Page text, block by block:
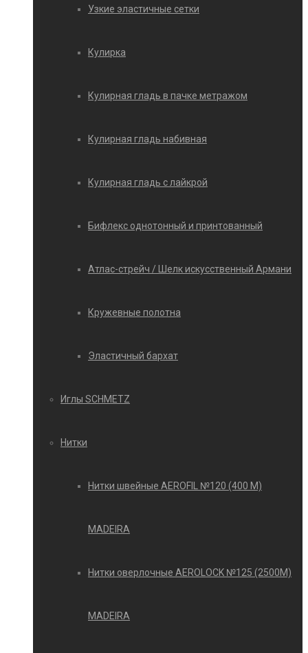
Узкие эластичные сетки
Кулирка
Кулирная гладь в пачке метражом
Кулирная гладь набивная
Кулирная гладь с лайкрой
Бифлекс однотонный и принтованный
Атлас-стрейч / Шелк искусственный Армани
Кружевные полотна
Эластичный бархат
Иглы SCHMETZ
Нитки
Нитки швейные AEROFIL №120 (400 М)
MADEIRA
Нитки оверлочные AEROLOCK №125 (2500М)
MADEIRA